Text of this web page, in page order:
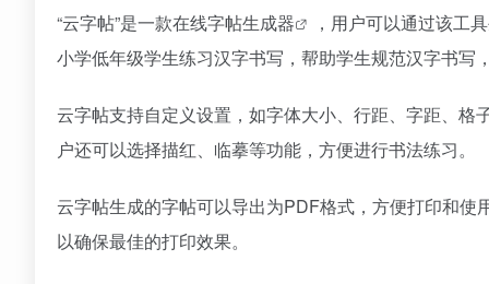
“云字帖”是一款在线字帖生成器
，用户可以通过该工
小学低年级学生练习汉字书写，帮助学生规范汉字书写
云字帖支持自定义设置，如字体大小、行距、字距、
户还可以选择描红、临摹等功能，方便进行书法练习。
云字帖生成的字帖可以导出为PDF格式，方便打印和
以确保最佳的打印效果。